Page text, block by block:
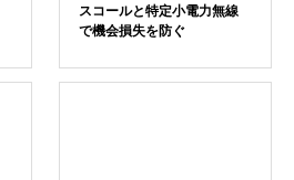
スコールと特定小電力無線
で機会損失を防ぐ